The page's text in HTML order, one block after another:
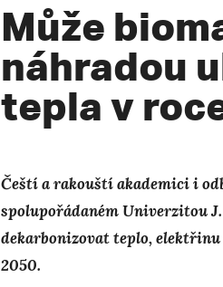
Může
náhradou
tepla v
Čeští a rakouští akademici i
spolupořádaném Univerzitou
dekarbonizovat teplo,
2050.